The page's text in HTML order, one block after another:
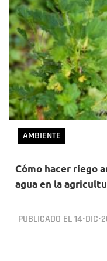
AMBIENTE
Cómo hacer riego
agua en la
PUBLICADO EL